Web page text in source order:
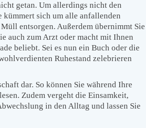
getan. Um allerdings nicht den
kümmert sich um alle anfallenden
entsorgen. Außerdem übernimmt Sie
auch zum Arzt oder macht mit Ihnen
beliebt. Sei es nun ein Buch oder die
Ruhestand zelebrieren
dar. So können Sie während Ihre
Zudem vergeht die Einsamkeit,
in den Alltag und lassen Sie